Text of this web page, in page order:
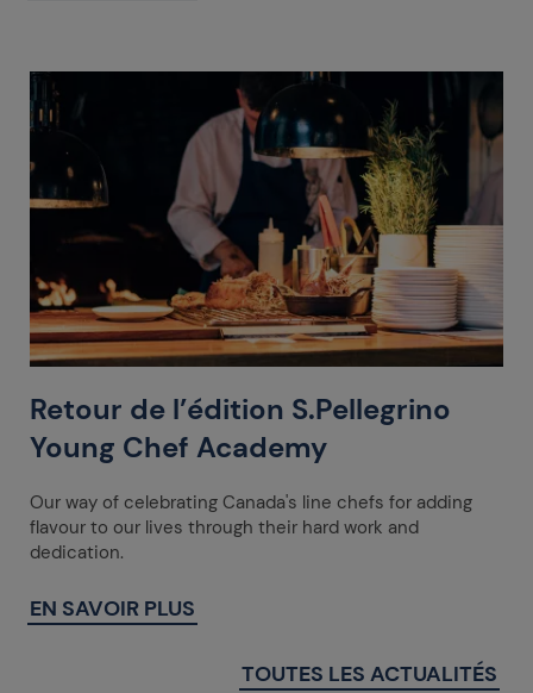
Retour de l’édition S.Pellegrino
Young Chef Academy
Our way of celebrating Canada's line chefs for adding
flavour to our lives through their hard work and
dedication.
EN SAVOIR PLUS
TOUTES LES ACTUALITÉS